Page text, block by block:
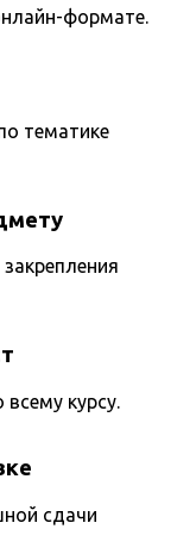
формате.
тематике
курсу.
сдачи